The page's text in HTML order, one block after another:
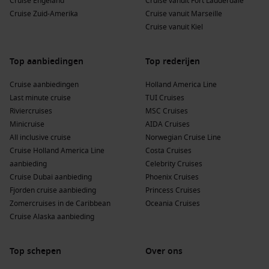
havens bezoeken:
: Deze prachtige hoofdstad biedt een
Paleis en wandel door de smalle straatjes van Gamla Stan.
dat elk jaar weer wordt opgebouwd. Bezoek het kasteel of
geniet van de natuur rondom de rivier Kemi.
Riga,Letland
: De hoofdstad van Letland is beroemd om
zijn Art Nouveau-architectuur en historische oude stad.
Bezoek de centrale markt en geniet van een lokale lunch!
Karlskrona
: Deze maritieme stad is gebouwd op
30 eilanden en staat op de UNESCO-werelderfgoedlijst.
Bezoek het Marinesmuseum of verken de charmante
vissershaven.
: Gdansk heeft een rijke geschiedenis als
historische plaatsen, zoals het Gouden Huis en de
Cruise Zuid-Amerika
Cruise vanuit Marseille
Cruise vanuit Kiel
Top aanbiedingen
Cruise aanbiedingen
Last minute cruise
Riviercruises
Minicruise
All inclusive cruise
Cruise Holland America Line
aanbieding
Cruise Dubai aanbieding
Fjorden cruise aanbieding
Zomercruises in de Caribbean
Cruise Alaska aanbieding
Top rederijen
Holland America Line
TUI Cruises
MSC Cruises
AIDA Cruises
Norwegian Cruise Line
Costa Cruises
Celebrity Cruises
Phoenix Cruises
Princess Cruises
Oceania Cruises
Top schepen
Over ons